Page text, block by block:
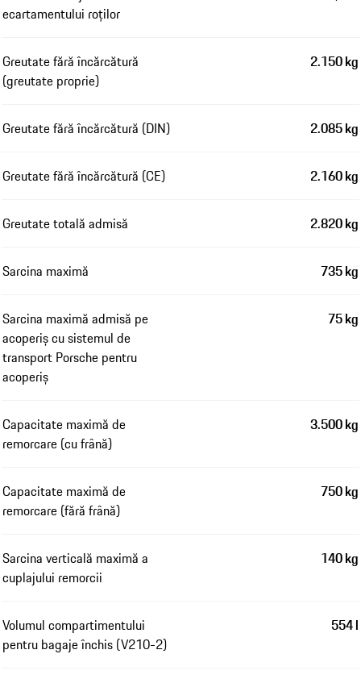
ecartamentului roților
Greutate fără încărcătură
(greutate proprie)
2.150 kg
Greutate fără încărcătură (DIN) 2.085 kg
Greutate fără încărcătură (CE) 2.160 kg
Greutate totală admisă 2.820 kg
Sarcina maximă 735 kg
Sarcina maximă admisă pe
acoperiș cu sistemul de
transport Porsche pentru
acoperiș
75 kg
Capacitate maximă de
remorcare (cu frână)
3.500 kg
Capacitate maximă de
remorcare (fără frână)
750 kg
Sarcina verticală maximă a
cuplajului remorcii
140 kg
Volumul compartimentului
pentru bagaje închis (V210-2)
554 l